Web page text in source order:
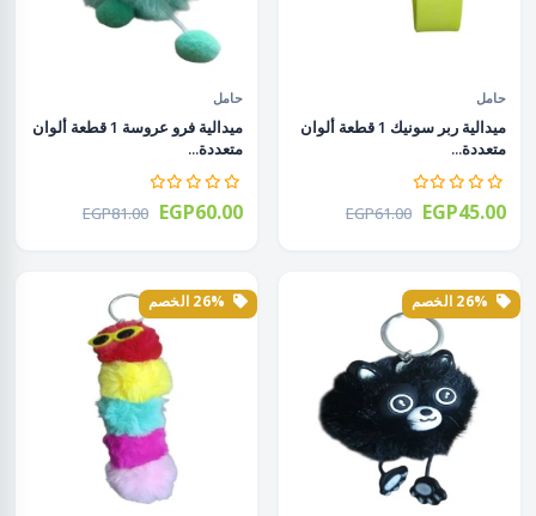
حامل
ميدالية ربر سونيك 1 قطعة ألوان
متعددة...
EGP61.00 EGP45.00
حامل
ميدالية فرو عروسة 1 قطعة ألوان
متعددة...
EGP81.00 EGP60.00